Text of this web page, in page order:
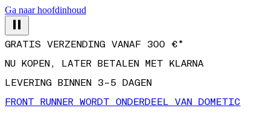
Ga naar hoofdinhoud
GRATIS VERZENDING VANAF 300 €*
NU KOPEN, LATER BETALEN MET KLARNA
LEVERING BINNEN 3–5 DAGEN
FRONT RUNNER WORDT ONDERDEEL VAN DOMETIC